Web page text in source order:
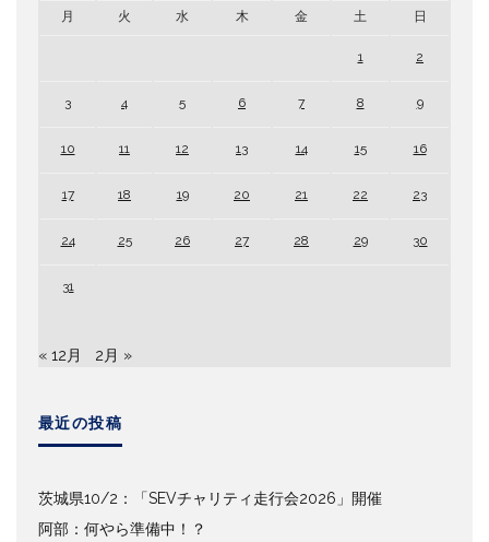
月 火 水 木 金 土 日
1 2
3 4 5 6 7 8 9
10 11 12 13 14 15 16
17 18 19 20 21 22 23
24 25 26 27 28 29 30
31
« 12月 2月 »
最近の投稿
茨城県10/2：「SEVチャリティ走行会2026」開催
阿部：何やら準備中！？